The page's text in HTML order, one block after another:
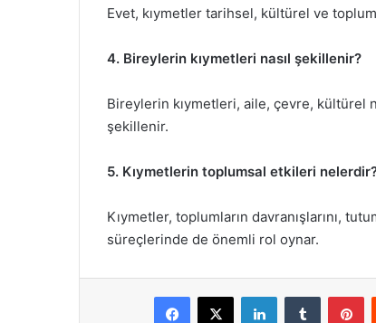
Evet, kıymetler tarihsel, kültürel ve
4. Bireylerin kıymetleri nasıl şekillenir?
Bireylerin kıymetleri, aile, çevre, kültürel
şekillenir.
5. Kıymetlerin toplumsal etkileri
Kıymetler, toplumların davranışlarını,
süreçlerinde de önemli rol oynar.
Facebook
X LinkedInTumblr